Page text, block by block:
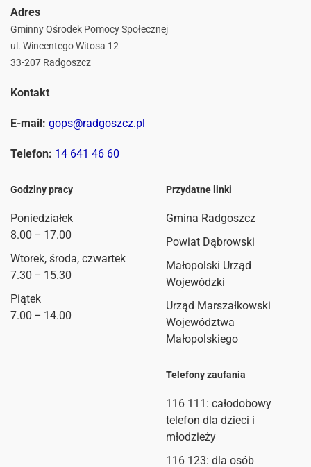
Adres
Gminny Ośrodek Pomocy Społecznej
ul. Wincentego Witosa 12
33-207 Radgoszcz
Kontakt
E-mail: gops@radgoszcz.pl
Telefon: 14 641 46 60
Godziny pracy
Poniedziałek
8.00 – 17.00
Wtorek, środa, czwartek
7.30 – 15.30
Piątek
7.00 – 14.00
Przydatne linki
Gmina Radgoszcz
Powiat Dąbrowski
Małopolski Urząd
Wojewódzki
Urząd Marszałkowski
Województwa
Małopolskiego
Telefony zaufania
116 111 : całodobowy
telefon dla dzieci i
młodzieży
116 123: dla osób